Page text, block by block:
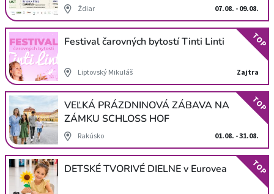
Ždiar 07.08. - 09.08.
Festival čarovných bytostí Tinti Linti
Liptovský Mikuláš Zajtra
TOP
VEĽKÁ PRÁZDNINOVÁ ZÁBAVA NA
ZÁMKU SCHLOSS HOF
Rakúsko 01.08. - 31.08.
TOP
DETSKÉ TVORIVÉ DIELNE v Eurovea TOP